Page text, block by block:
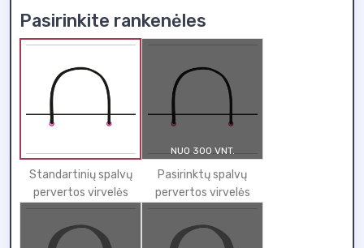
Pasirinkite rankenėles
Standartinių spalvų
pervertos virvelės
NUO 300 VNT.
Pasirinktų spalvų
pervertos virvelės